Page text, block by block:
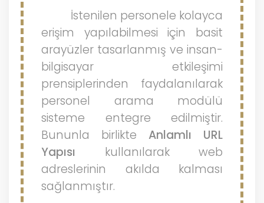
İstenilen personele kolayca
erişim yapılabilmesi için basit
arayüzler tasarlanmış ve insan-
bilgisayar etkileşimi
prensiplerinden faydalanılarak
personel arama modülü
sisteme entegre edilmiştir.
Bununla birlikte Anlamlı URL
Yapısı kullanılarak web
adreslerinin akılda kalması
sağlanmıştır.